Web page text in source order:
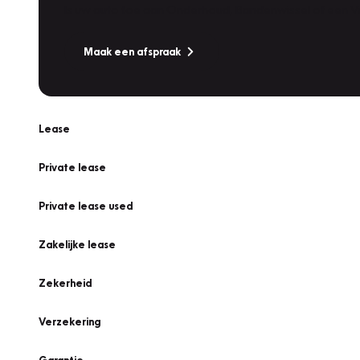
Maak een afspraak
Lease
Private lease
Private lease used
Zakelijke lease
Zekerheid
Verzekering